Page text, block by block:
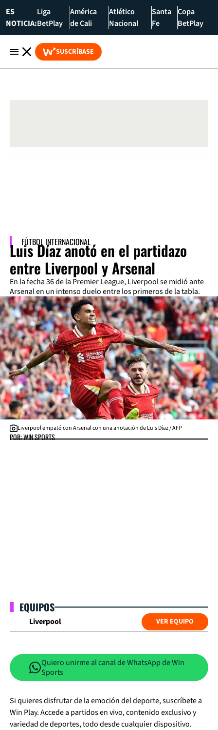
ES
NOTICIA:
Liga
BetPlay
América
de Cali
Atlético
Nacional
Santa
Fe
Copa
BetPlay
SUSCRÍBASE
FÚTBOL INTERNACIONAL
Luis Díaz anotó en el partidazo
entre Liverpool y Arsenal
En la fecha 36 de la Premier League, Liverpool se midió ante
Arsenal en un intenso duelo entre los primeros de la tabla.
Liverpool empató con Arsenal con una anotación de Luis Díaz / AFP
POR: WIN SPORTS
EQUIPOS
Liverpool VER EQUIPO
Quiero unirme al canal de WhatsApp de Win
Sports
Si quieres disfrutar de la emoción del deporte, suscríbete a
Win Play. Accede a partidos en vivo, contenido exclusivo y
variedad de deportes, todo desde cualquier dispositivo.